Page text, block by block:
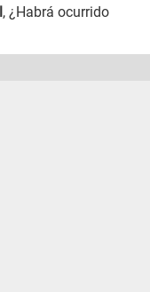
, ¿Habrá ocurrido